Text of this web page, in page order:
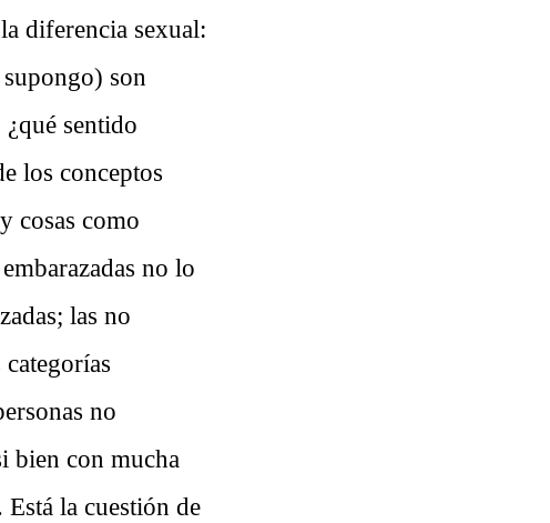
diferencia sexual:
son
sentido
los conceptos
cosas como
no lo
las no
no
bien con mucha
la cuestión de